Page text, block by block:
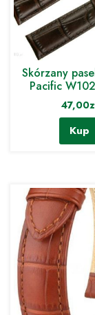
Skórzany
Pacific
47,00
Kup